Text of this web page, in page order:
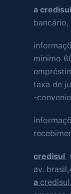
a credisul
mínimo
taxa de
-
credisul
av.
a